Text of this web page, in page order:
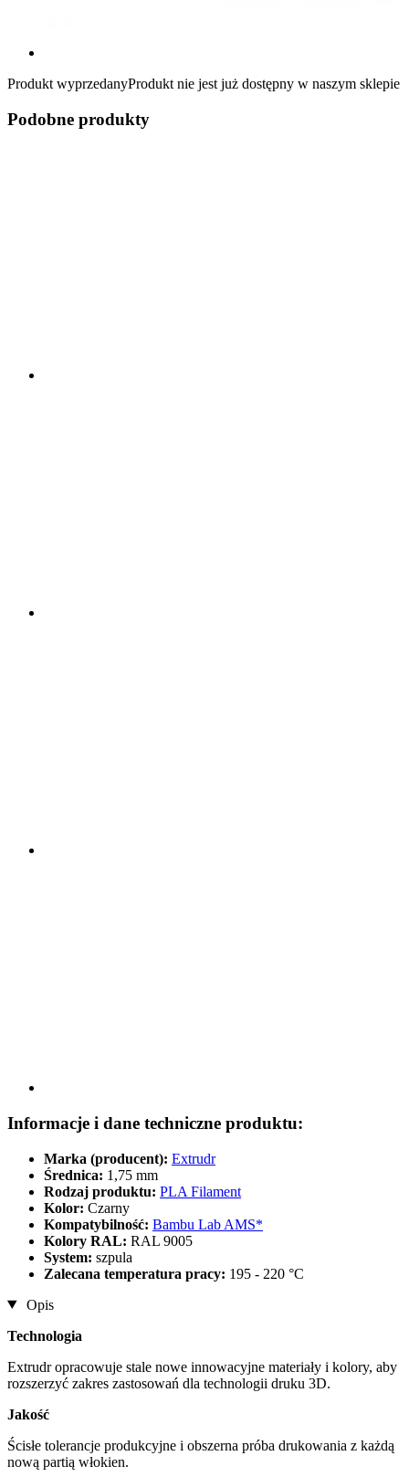
Produkt wyprzedanyProdukt nie jest już dostępny w naszym sklepie
Podobne produkty
Informacje i dane techniczne produktu:
Marka (producent): Extrudr
Średnica: 1,75 mm
Rodzaj produktu: PLA Filament
Kolor: Czarny
Kompatybilność: Bambu Lab AMS*
Kolory RAL: RAL 9005
System: szpula
Zalecana temperatura pracy: 195 - 220 °C
Opis
Technologia
Extrudr opracowuje stale nowe innowacyjne materiały i kolory, aby
rozszerzyć zakres zastosowań dla technologii druku 3D.
Jakość
Ścisłe tolerancje produkcyjne i obszerna próba drukowania z każdą
nową partią włokien.